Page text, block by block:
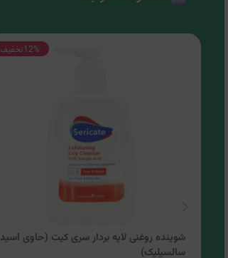
12%تخفیف
شوینده روغنی لایه بردار سری کیت (حاوی اسید
سالسیلیک)